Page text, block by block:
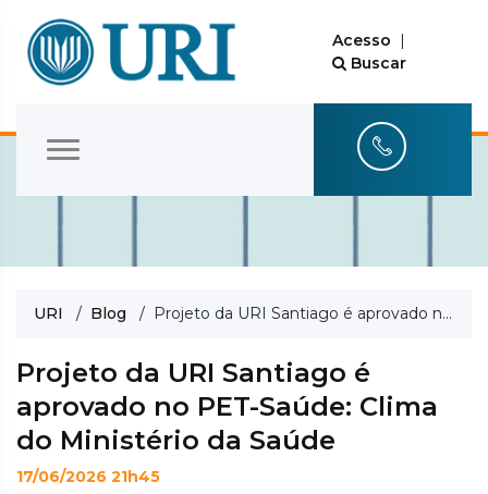
Acesso |
Buscar
URI / Blog / Projeto da URI Santiago é aprovado no PET-Saúde: Clima do Ministério da Saúde
Projeto da URI Santiago é
aprovado no PET-Saúde: Clima
do Ministério da Saúde
17/06/2026 21h45